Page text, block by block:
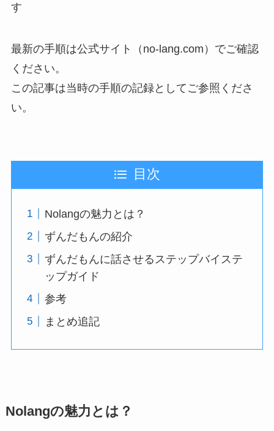
す
最新の手順は公式サイト（no-lang.com）でご確認
ください。
この記事は当時の手順の記録としてご参照くださ
い。
目次
Nolangの魅力とは？
ずんだもんの紹介
ずんだもんに話させるステップバイステ
ップガイド
参考
まとめ追記
Nolangの魅力とは？